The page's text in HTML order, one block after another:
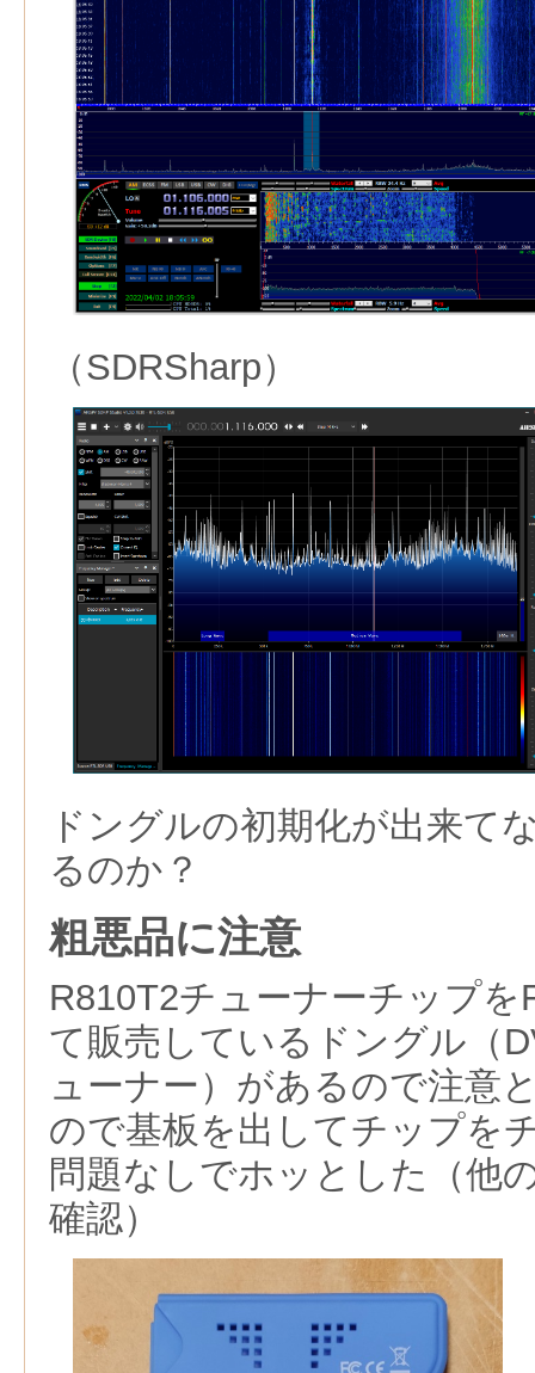
（SDRSharp）
ドングルの初期化が出来て
るのか？
粗悪品に注意
R810T2チューナーチップ
て販売しているドングル（
ューナー）があるので注意
ので基板を出してチップを
問題なしでホッとした（他
確認）